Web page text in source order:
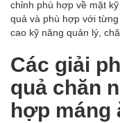
chỉnh phù hợp về mặt
quả và phù hợp với
cao kỹ năng quản lý,
Các giải
quả chăn
hợp máng